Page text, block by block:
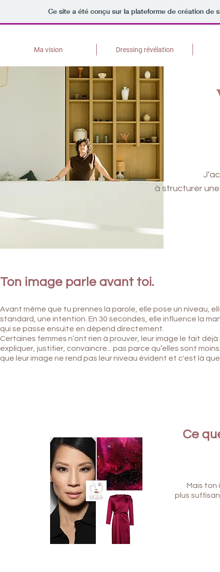
Ce site a été conçu sur la plateforme de création de
Ma vision Dressing révélation
à structurer
Ton image parle avant toi.
Avant même que tu prennes la parole, elle pose un niveau, e
standard, une intention. En 30 secondes, elle influence la
qui se passe ensuite en dépend directement.
Certaines femmes n’ont rien à prouver, leur image le fait
expliquer, justifier, convaincre... pas parce qu’elles sont
que leur image ne rend pas leur niveau évident et c'est là
Ce
Mais ton
plus